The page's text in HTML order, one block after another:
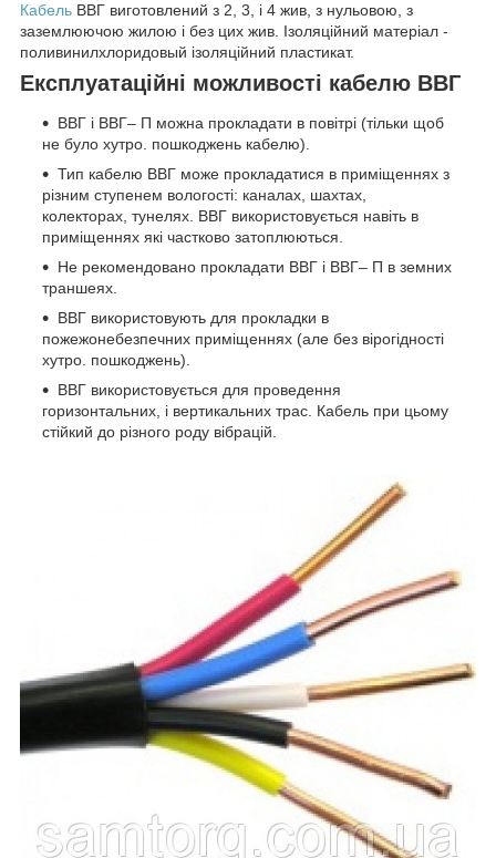
Кабель ВВГ виготовлений з 2, 3, і 4 жив, з нульовою, з
заземлюючою жилою і без цих жив. Ізоляційний матеріал -
поливинилхлоридовый ізоляційний пластикат.
Експлуатаційні можливості кабелю ВВГ
ВВГ і ВВГ– П можна прокладати в повітрі (тільки щоб
не було хутро. пошкоджень кабелю).
Тип кабелю ВВГ може прокладатися в приміщеннях з
різним ступенем вологості: каналах, шахтах,
колекторах, тунелях. ВВГ використовується навіть в
приміщеннях які частково затоплюються.
Не рекомендовано прокладати ВВГ і ВВГ– П в земних
траншеях.
ВВГ використовують для прокладки в
пожежонебезпечних приміщеннях (але без вірогідності
хутро. пошкоджень).
ВВГ використовується для проведення
горизонтальних, і вертикальних трас. Кабель при цьому
стійкий до різного роду вібрацій.